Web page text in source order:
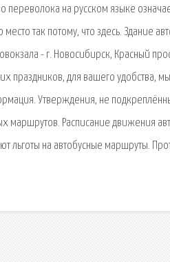
на русском языке
место так потому, что здесь. Здание
- г. Новосибирск, Красный
праздников, для вашего удобства,
Утверждения, не
маршрутов. Расписание движения
льготы на автобусные маршруты.